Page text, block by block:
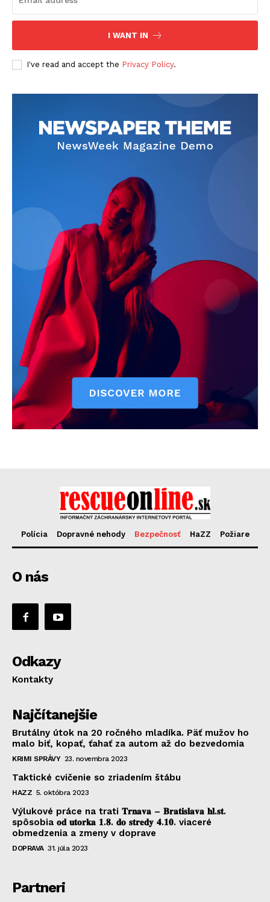
I WANT IN
I've read and accept the Privacy Policy.
Polícia Dopravné nehody Bezpečnosť HaZZ Požiare
O nás
Odkazy
Kontakty
Najčítanejšie
Brutálny útok na 20 ročného mladíka. Päť mužov ho
malo biť, kopať, ťahať za autom až do bezvedomia
KRIMI SPRÁVY 23. novembra 2023
Taktické cvičenie so zriadením štábu
HAZZ 5. októbra 2023
Výlukové práce na trati 𝐓𝐫𝐧𝐚𝐯𝐚 – 𝐁𝐫𝐚𝐭𝐢𝐬𝐥𝐚𝐯𝐚 𝐡𝐥.𝐬𝐭.
spôsobia 𝐨𝐝 𝐮𝐭𝐨𝐫𝐤𝐚 𝟏.𝟖. 𝐝𝐨 𝐬𝐭𝐫𝐞𝐝𝐲 𝟒.𝟏𝟎. viaceré
obmedzenia a zmeny v doprave
DOPRAVA 31. júla 2023
Partneri